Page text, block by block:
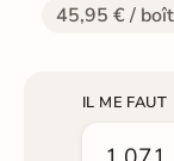
45,95 € /
IL ME FAUT